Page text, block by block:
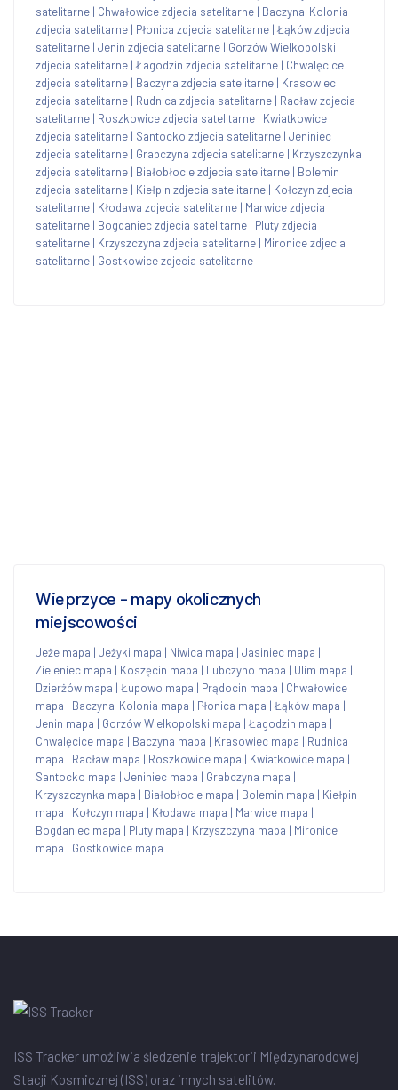
satelitarne | Chwałowice zdjecia satelitarne | Baczyna-Kolonia
zdjecia satelitarne | Płonica zdjecia satelitarne | Łąków zdjecia
satelitarne | Jenin zdjecia satelitarne | Gorzów Wielkopolski
zdjecia satelitarne | Łagodzin zdjecia satelitarne | Chwalęcice
zdjecia satelitarne | Baczyna zdjecia satelitarne | Krasowiec
zdjecia satelitarne | Rudnica zdjecia satelitarne | Racław zdjecia
satelitarne | Roszkowice zdjecia satelitarne | Kwiatkowice
zdjecia satelitarne | Santocko zdjecia satelitarne | Jeniniec
zdjecia satelitarne | Grabczyna zdjecia satelitarne | Krzyszczynka
zdjecia satelitarne | Białobłocie zdjecia satelitarne | Bolemin
zdjecia satelitarne | Kiełpin zdjecia satelitarne | Kołczyn zdjecia
satelitarne | Kłodawa zdjecia satelitarne | Marwice zdjecia
satelitarne | Bogdaniec zdjecia satelitarne | Pluty zdjecia
satelitarne | Krzyszczyna zdjecia satelitarne | Mironice zdjecia
satelitarne | Gostkowice zdjecia satelitarne
Wieprzyce - mapy okolicznych
miejscowości
Jeże mapa | Jeżyki mapa | Niwica mapa | Jasiniec mapa |
Zieleniec mapa | Koszęcin mapa | Lubczyno mapa | Ulim mapa |
Dzierżów mapa | Łupowo mapa | Prądocin mapa | Chwałowice
mapa | Baczyna-Kolonia mapa | Płonica mapa | Łąków mapa |
Jenin mapa | Gorzów Wielkopolski mapa | Łagodzin mapa |
Chwalęcice mapa | Baczyna mapa | Krasowiec mapa | Rudnica
mapa | Racław mapa | Roszkowice mapa | Kwiatkowice mapa |
Santocko mapa | Jeniniec mapa | Grabczyna mapa |
Krzyszczynka mapa | Białobłocie mapa | Bolemin mapa | Kiełpin
mapa | Kołczyn mapa | Kłodawa mapa | Marwice mapa |
Bogdaniec mapa | Pluty mapa | Krzyszczyna mapa | Mironice
mapa | Gostkowice mapa
ISS Tracker umożliwia śledzenie trajektorii Międzynarodowej
Stacji Kosmicznej (ISS) oraz innych satelitów.